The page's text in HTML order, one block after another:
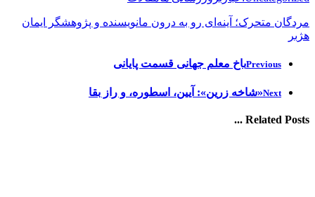
مردگان متحرک؛ آینه‌ای رو به درون مانویسنده و پژوهشگر ایمان
هژبر
Previousباخ معلم جهانی قسمت پایانی
Next«شاخه زرین»: آیین، اسطوره، و راز بقا
Related Posts ...